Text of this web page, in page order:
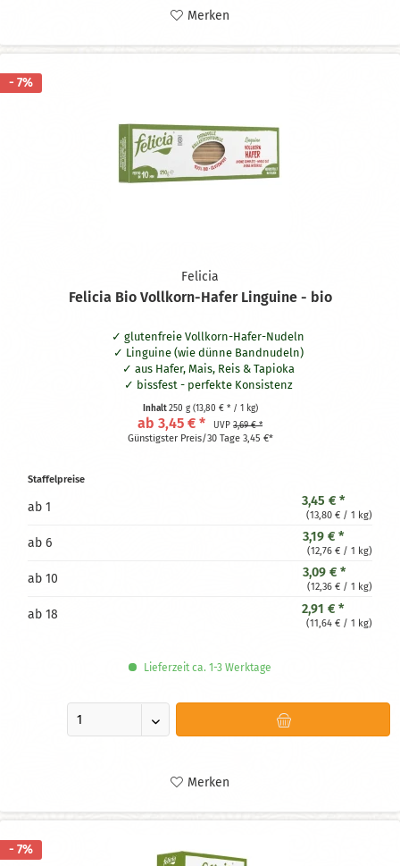
Merken
- 7%
Felicia
Felicia Bio Vollkorn-Hafer Linguine - bio
glutenfreie Vollkorn-Hafer-Nudeln
Linguine (wie dünne Bandnudeln)
aus Hafer, Mais, Reis & Tapioka
bissfest - perfekte Konsistenz
reich an Eisen und Ballaststoffen
Inhalt250 g (13,80 € * / 1 kg)
ab 3,45 € * UVP3,69 € *
Günstigster Preis/30 Tage 3,45 €*
Staffelpreise
ab 1 3,45 € *
(13,80 € / 1 kg)
ab 6 3,19 € *
(12,76 € / 1 kg)
ab 10 3,09 € *
(12,36 € / 1 kg)
ab 18 2,91 € *
(11,64 € / 1 kg)
Lieferzeit ca. 1-3 Werktage
Merken
- 7%